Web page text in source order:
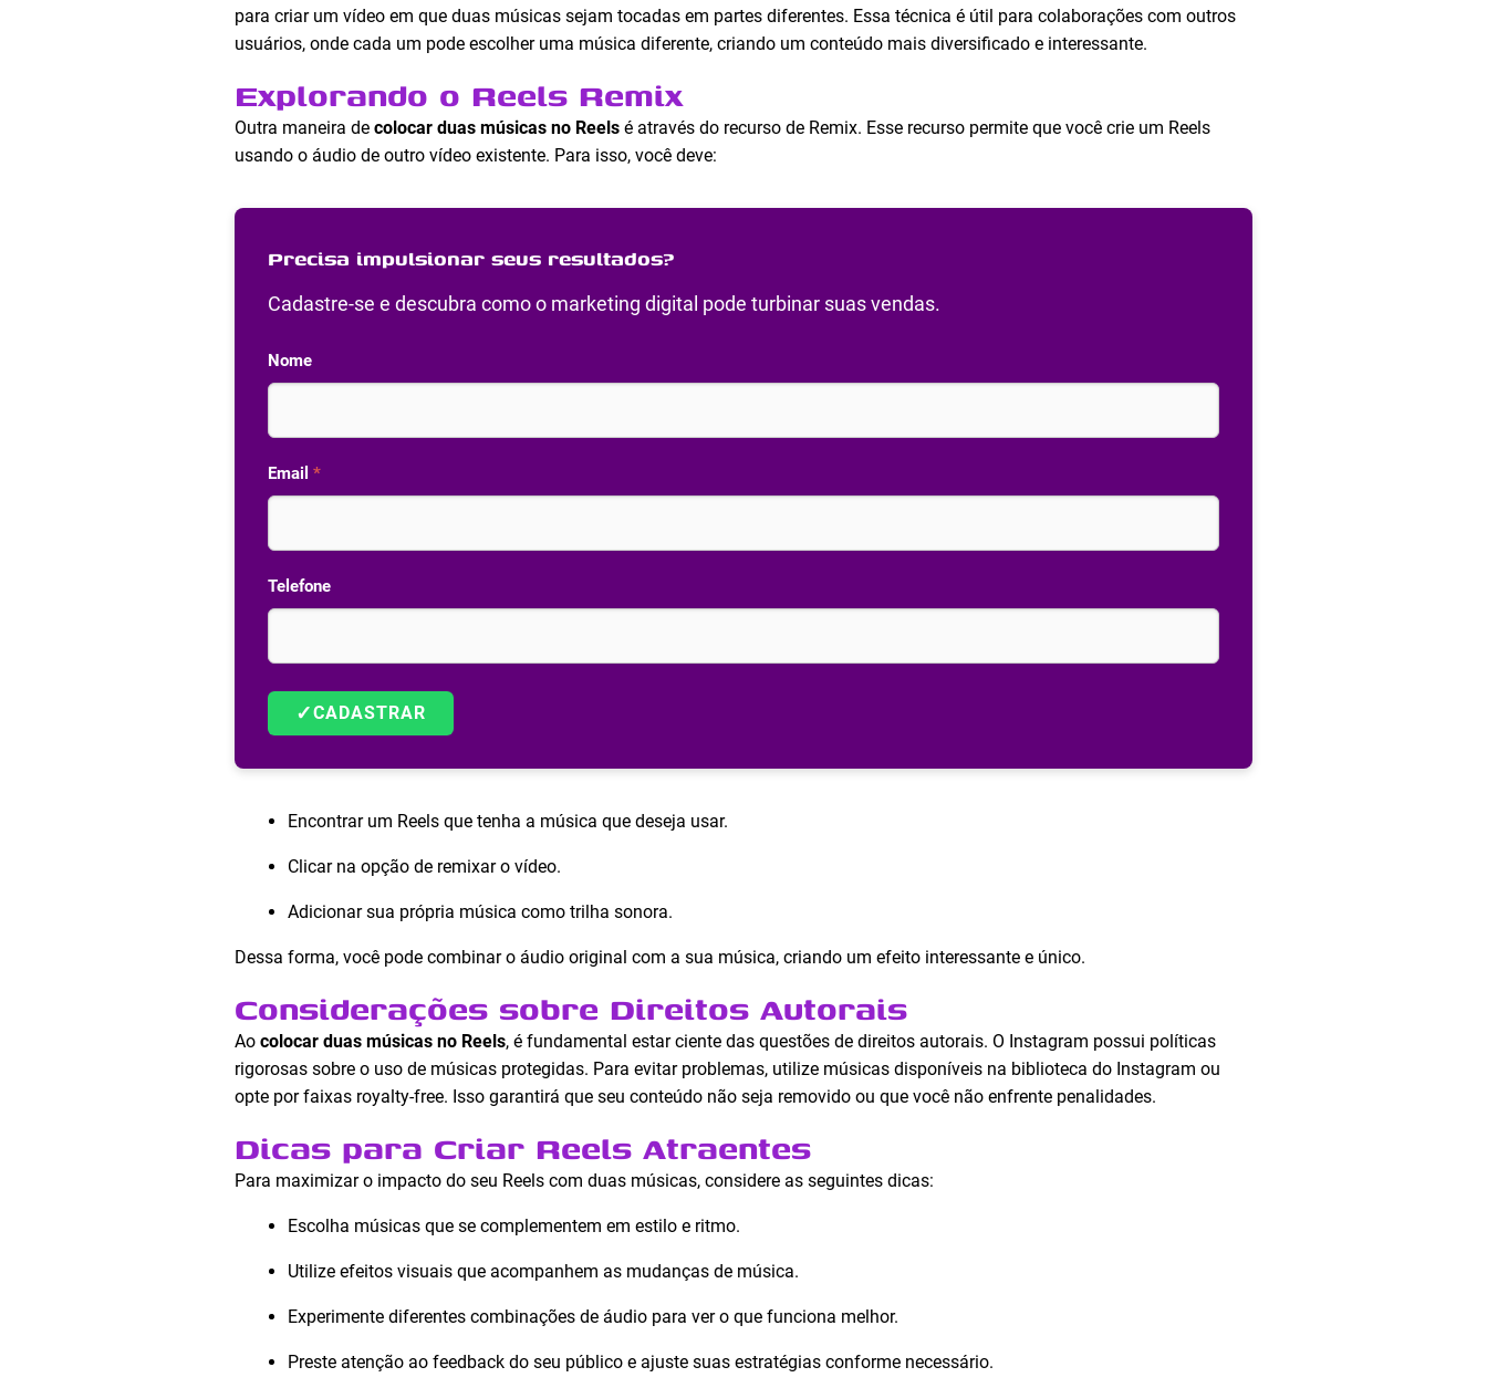
para criar um vídeo em que duas músicas sejam tocadas em partes diferentes. Essa técnica é útil para colaborações com outros
usuários, onde cada um pode escolher uma música diferente, criando um conteúdo mais diversificado e interessante.
Explorando o Reels Remix
Outra maneira de colocar duas músicas no Reels é através do recurso de Remix. Esse recurso permite que você crie um Reels
usando o áudio de outro vídeo existente. Para isso, você deve:
Precisa impulsionar seus resultados?
Cadastre-se e descubra como o marketing digital pode turbinar suas vendas.
Nome
Email *
Telefone
✓CADASTRAR
Encontrar um Reels que tenha a música que deseja usar.
Clicar na opção de remixar o vídeo.
Adicionar sua própria música como trilha sonora.
Dessa forma, você pode combinar o áudio original com a sua música, criando um efeito interessante e único.
Considerações sobre Direitos Autorais
Ao colocar duas músicas no Reels, é fundamental estar ciente das questões de direitos autorais. O Instagram possui políticas
rigorosas sobre o uso de músicas protegidas. Para evitar problemas, utilize músicas disponíveis na biblioteca do Instagram ou
opte por faixas royalty-free. Isso garantirá que seu conteúdo não seja removido ou que você não enfrente penalidades.
Dicas para Criar Reels Atraentes
Para maximizar o impacto do seu Reels com duas músicas, considere as seguintes dicas:
Escolha músicas que se complementem em estilo e ritmo.
Utilize efeitos visuais que acompanhem as mudanças de música.
Experimente diferentes combinações de áudio para ver o que funciona melhor.
Preste atenção ao feedback do seu público e ajuste suas estratégias conforme necessário.